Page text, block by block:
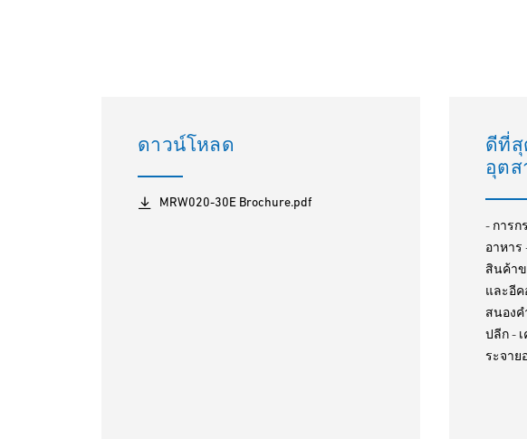
ดาวน์โหลด
MRW020-30E Brochure.pdf
ดีที่สุ
อุตส
- การก
อาหาร
สินค้า
และอี
สนองค
ปลีก -
ระจา